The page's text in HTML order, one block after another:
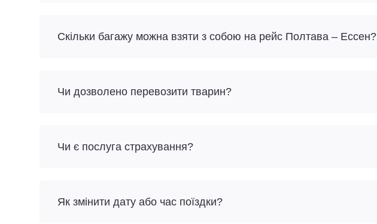
Скільки багажу можна взяти з собою на рейс Полтава – Ессен?
Чи дозволено перевозити тварин?
Чи є послуга страхування?
Як змінити дату або час поїздки?